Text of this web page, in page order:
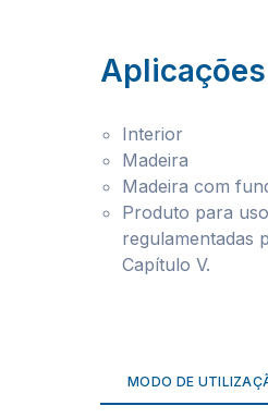
Aplicações
Interior
Madeira
Madeira com
Produto para
regulamentadas
Capítulo V.
MODO DE